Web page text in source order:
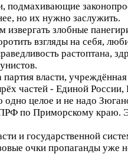
подмахивающие
но их нужно заслужить.
злобные
взгляды на себя,
растоптана,
власти,
частей - Единой
целое и не надо
по Приморскому краю.
и государственной
очки пропаганды уже